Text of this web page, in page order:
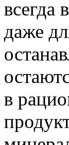
всегда
даже
в